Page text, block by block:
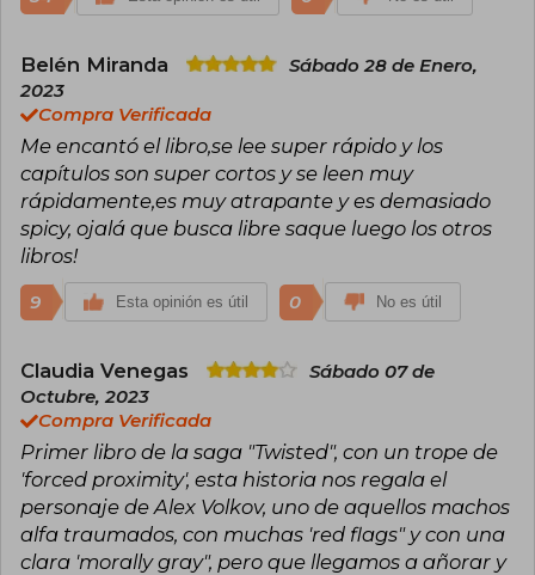
Belén Miranda
Sábado 28 de Enero,
2023
Compra Verificada
Me encantó el libro,se lee super rápido y los
capítulos son super cortos y se leen muy
rápidamente,es muy atrapante y es demasiado
spicy, ojalá que busca libre saque luego los otros
libros!
9 Esta opinión es útil 0 No es útil
Claudia Venegas
Sábado 07 de
Octubre, 2023
Compra Verificada
Primer libro de la saga "Twisted", con un trope de
'forced proximity', esta historia nos regala el
personaje de Alex Volkov, uno de aquellos machos
alfa traumados, con muchas 'red flags" y con una
clara 'morally gray", pero que llegamos a añorar y